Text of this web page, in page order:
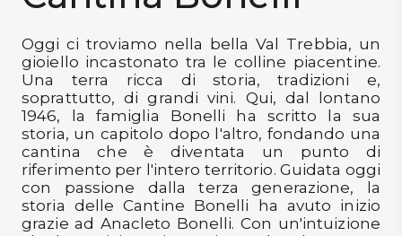
TUTTO A
-30%
Accedi
Gift
Card
Oggi ci troviamo nella bella Val Trebbia, un
gioiello incastonato tra le colline piacentine.
Una terra ricca di storia, tradizioni e,
soprattutto, di grandi vini. Qui, dal lontano
1946, la famiglia Bonelli ha scritto la sua
storia, un capitolo dopo l'altro, fondando una
cantina che è diventata un punto di
riferimento per l'intero territorio. Guidata oggi
con passione dalla terza generazione, la
storia delle Cantine Bonelli ha avuto inizio
grazie ad Anacleto Bonelli. Con un'intuizione